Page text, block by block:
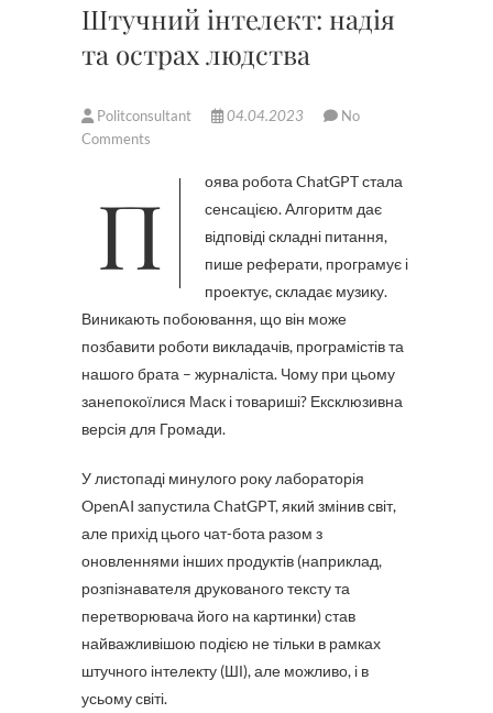
Штучний інтелект: надія
та острах людства
Politconsultant 04.04.2023
No
Comments
Поява робота ChatGPT стала
сенсацією. Алгоритм дає
відповіді складні питання,
пише реферати, програмує і
проектує, складає музику.
Виникають побоювання, що він може
позбавити роботи викладачів, програмістів та
нашого брата – журналіста. Чому при цьому
занепокоїлися Маск і товариші? Ексклюзивна
версія для Громади.
У листопаді минулого року лабораторія
OpenAI запустила ChatGPT, який змінив світ,
але прихід цього чат-бота разом з
оновленнями інших продуктів (наприклад,
розпізнавателя друкованого тексту та
перетворювача його на картинки) став
найважливішою подією не тільки в рамках
штучного інтелекту (ШІ), але можливо, і в
усьому світі.